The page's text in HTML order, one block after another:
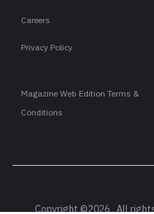
Careers
Privacy Policy
Magazine Web Edition Terms &
Conditions
Copyright ©2026 . All